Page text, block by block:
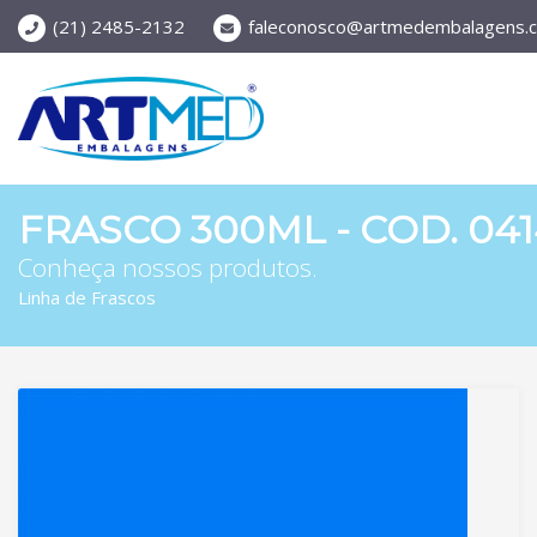
(21) 2485-2132
FRASCO 300ML - COD.
Conheça nossos produtos.
Linha de Frascos